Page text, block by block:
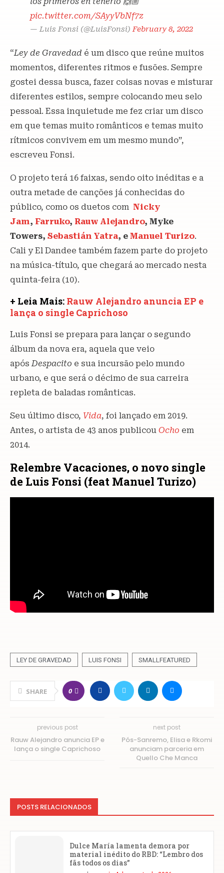
pic.twitter.com/SAyyVbNf7z
— Luis Fonsi (@LuisFonsi)February 8, 2022
“Ley de Gravedad é um disco que reúne muitos
momentos, diferentes ritmos e fusões. Sempre
gostei dessa busca, fazer coisas novas e misturar
diferentes estilos, sempre colocando meu selo
pessoal. Essa inquietude me fez criar um disco
em que temas muito românticos e temas muito
rítmicos convivem em um mesmo mundo”,
escreveu Fonsi.
O projeto terá 16 faixas, sendo oito inéditas e a
outra metade de canções já conhecidas do
público, como os duetos com Nicky
Jam, Farruko, Rauw Alejandro, Myke
Towers, Sebastián Yatra, e Manuel Turizo.
Cali y El Dandee também fazem parte do projeto
na música-título, que chegará ao mercado nesta
quinta-feira (10).
+ Leia Mais: Rauw Alejandro anuncia EP e
lança o single Caprichoso
Luis Fonsi se prepara para lançar o segundo
álbum da nova era, aquela que veio
apósDespacito e sua incursão pelo mundo
urbano, e que será o décimo de sua carreira
repleta de baladas românticas.
Seu último disco, Vida, foi lançado em 2019.
Antes, o artista de 43 anos publicou Ocho em
2014.
Relembre Vacaciones, o novo single
de Luis Fonsi (feat Manuel Turizo)
LEY DE GRAVEDAD LUIS FONSI SMALLFEATURED
SHARE 0
previous post
Rauw Alejandro anuncia EP e
lança o single Caprichoso
next post
Pós-Sanremo, Elisa e Rkomi
anunciam parceria em
Quello Che Manca
POSTS RELACIONADOS
Dulce María lamenta demora por
material inédito do RBD: “Lembro dos
fãs todos os dias”